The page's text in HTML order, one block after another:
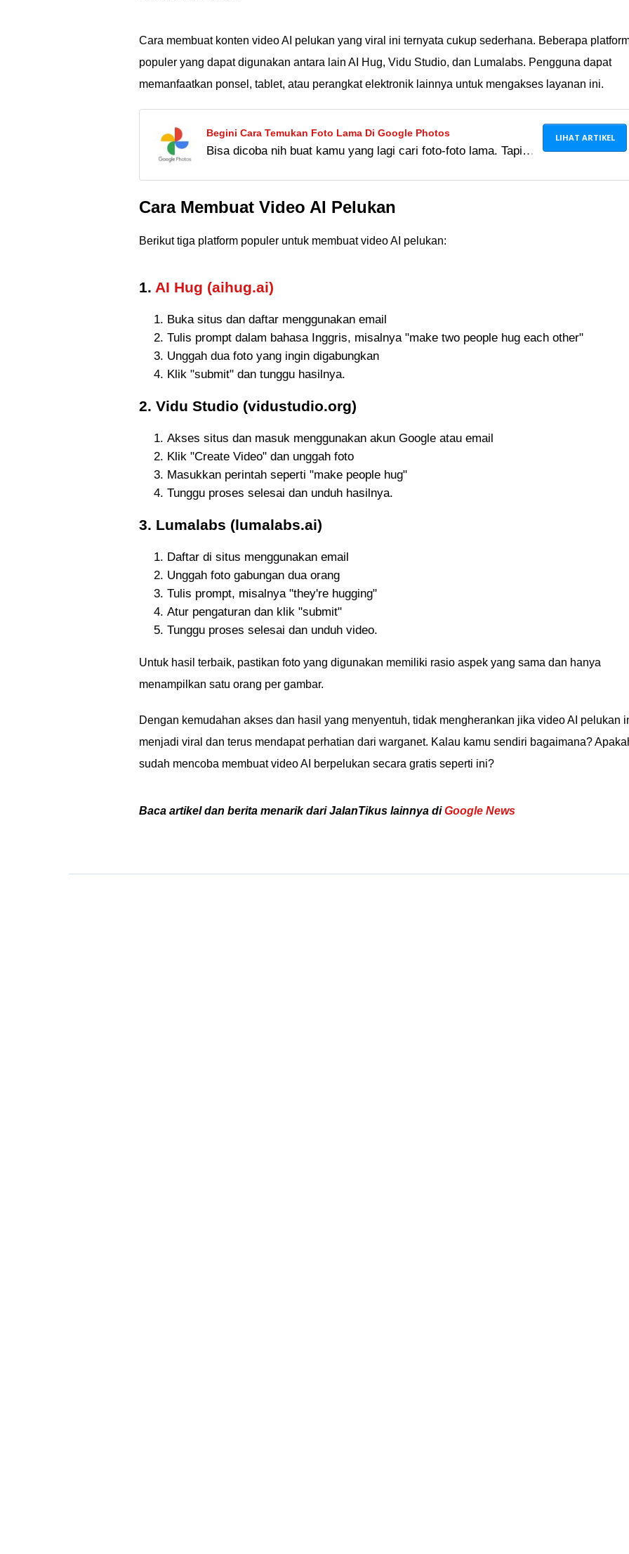
Cara membuat konten video AI pelukan yang viral ini ternyata cukup sederhana. Beberapa
populer yang dapat digunakan antara lain AI Hug, Vidu Studio, dan Lumalabs. Pengguna dapat
memanfaatkan ponsel, tablet, atau perangkat elektronik lainnya untuk mengakses layanan ini.
Begini Cara Temukan Foto Lama Di Google Photos
Bisa dicoba nih buat kamu yang lagi cari foto-foto lama. Tapi
LIHAT ARTIKEL
Cara Membuat Video AI Pelukan
Berikut tiga platform populer untuk membuat video AI pelukan:
1. AI Hug (aihug.ai)
Buka situs dan daftar menggunakan email
Tulis prompt dalam bahasa Inggris, misalnya "make two people hug each other"
Unggah dua foto yang ingin digabungkan
Klik "submit" dan tunggu hasilnya.
2. Vidu Studio (vidustudio.org)
Akses situs dan masuk menggunakan akun Google atau email
Klik "Create Video" dan unggah foto
Masukkan perintah seperti "make people hug"
Tunggu proses selesai dan unduh hasilnya.
3. Lumalabs (lumalabs.ai)
Daftar di situs menggunakan email
Unggah foto gabungan dua orang
Tulis prompt, misalnya "they're hugging"
Atur pengaturan dan klik "submit"
Tunggu proses selesai dan unduh video.
Untuk hasil terbaik, pastikan foto yang digunakan memiliki rasio aspek yang sama dan hanya
menampilkan satu orang per gambar.
Dengan kemudahan akses dan hasil yang menyentuh, tidak mengherankan jika video AI pelukan
menjadi viral dan terus mendapat perhatian dari warganet. Kalau kamu sendiri bagaimana?
sudah mencoba membuat video AI berpelukan secara gratis seperti ini?
Baca artikel dan berita menarik dari JalanTikus lainnya diGoogle News